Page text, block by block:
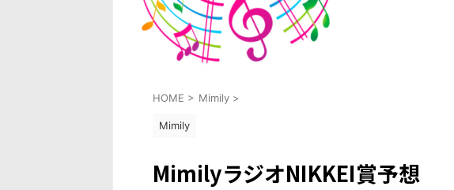
HOME > Mimily >
Mimily
MimilyラジオNIKKEI賞予想